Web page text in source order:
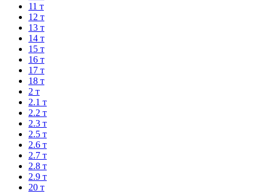
11 т
12 т
13 т
14 т
15 т
16 т
17 т
18 т
2 т
2.1 т
2.2 т
2.3 т
2.5 т
2.6 т
2.7 т
2.8 т
2.9 т
20 т